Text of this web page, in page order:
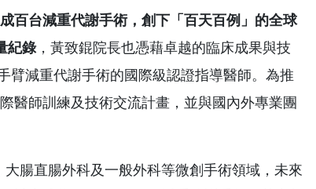
台減重代謝手術，創下「百天百例」的全球
紀錄，黃致錕院長也憑藉卓越的臨床成果與技
臂減重代謝手術的國際級認證指導醫師。為推
醫師訓練及技術交流計畫，並與國內外專業團
直腸外科及一般外科等微創手術領域，未來